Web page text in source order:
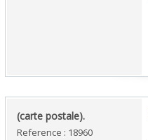
‎(carte postale).‎
Reference : 18960